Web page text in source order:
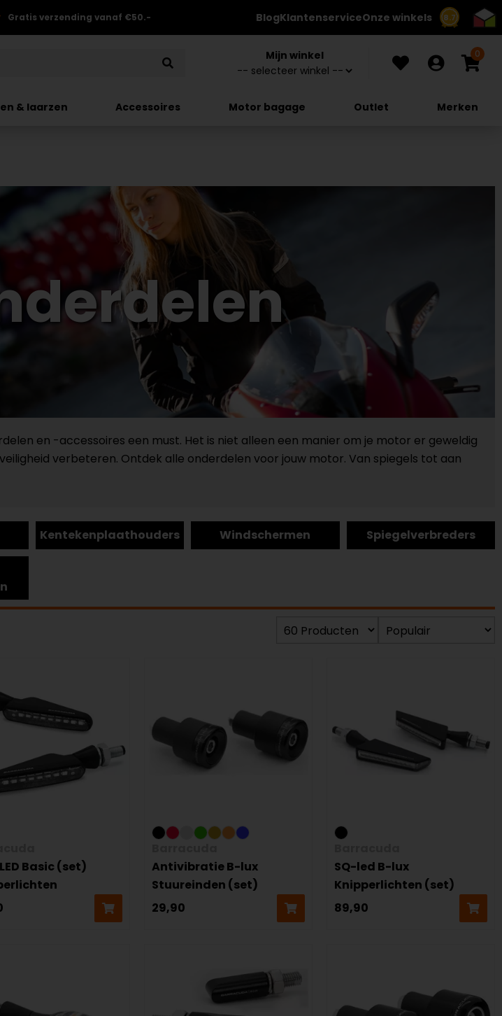
8.7
Gratis verzending vanaf €50.- BlogKlantenserviceOnze winkels
Mijn winkel 0
& laarzen Accessoires Motor bagage Outlet Merken
en -accessoires een must. Het is niet alleen een manier om je motor er geweldig
verbeteren. Ontdek alle onderdelen voor jouw motor. Van spiegels tot aan
Kentekenplaathouders Windschermen Spiegelverbreders
Basic (set)
Antivibratie B-lux
Stuureinden (set)
29,90
SQ-led B-lux
Knipperlichten (set)
89,90